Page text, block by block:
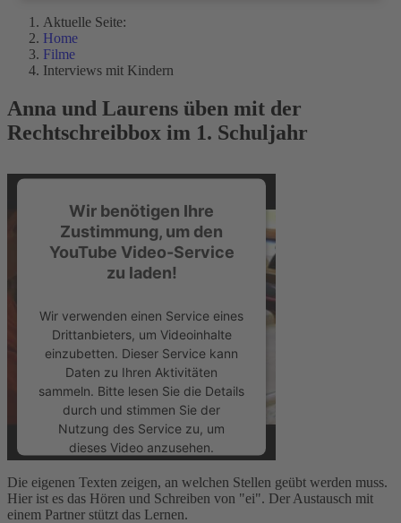
Aktuelle Seite:
Home
Filme
Interviews mit Kindern
Anna und Laurens üben mit der
Rechtschreibbox im 1. Schuljahr
Wir benötigen Ihre
Zustimmung, um den
YouTube Video-Service
zu laden!
Wir verwenden einen Service eines
Drittanbieters, um Videoinhalte
einzubetten. Dieser Service kann
Daten zu Ihren Aktivitäten
sammeln. Bitte lesen Sie die Details
durch und stimmen Sie der
Nutzung des Service zu, um
dieses Video anzusehen.
Mehr Informationen
Die eigenen Texten zeigen, an welchen Stellen geübt werden muss.
Hier ist es das Hören und Schreiben von "ei". Der Austausch mit
einem Partner stützt das Lernen.